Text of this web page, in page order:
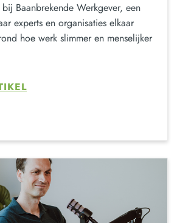
Baanbrekende Werkgever, een
experts en organisaties elkaar
hoe werk slimmer en menselijker